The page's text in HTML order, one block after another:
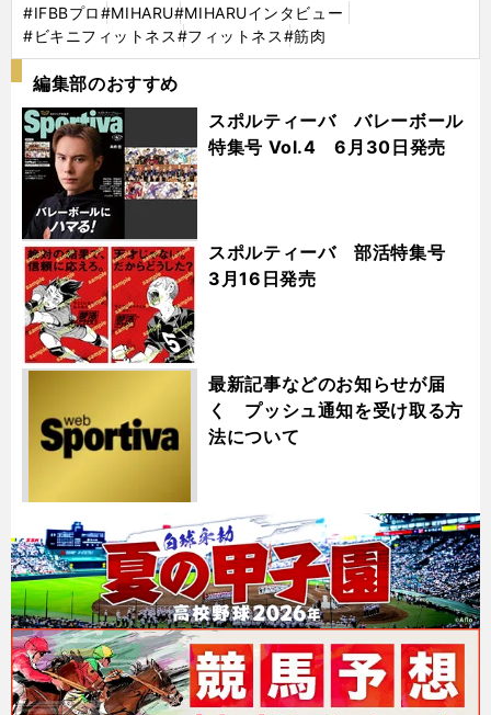
#IFBBプロ#MIHARU#MIHARUインタビュー
#ビキニフィットネス#フィットネス#筋肉
編集部のおすすめ
スポルティーバ バレーボール
特集号 Vol.4 6月30日発売
スポルティーバ 部活特集号
3月16日発売
最新記事などのお知らせが届
く プッシュ通知を受け取る方
法について